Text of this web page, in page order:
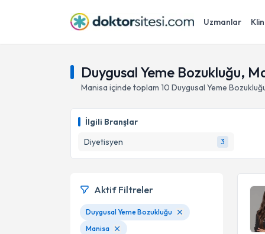
Uzmanlar
Duygusal Yeme Bozukluğu,
Manisa içinde toplam 10 Duygusal Yeme
İlgili Branşlar
Diyetisyen
3
Aktif Filtreler
Duygusal Yeme Bozukluğu
Manisa